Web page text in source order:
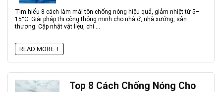
Tìm hiểu 8 cách làm mái tôn chống nóng hiệu quả, giảm nhiệt từ 5–
15°C. Giải pháp thi công thông minh cho nhà ở, nhà xưởng, sân
thượng. Cập nhật vật liệu, chi ...
READ MORE +
Top 8 Cách Chống Nóng Cho